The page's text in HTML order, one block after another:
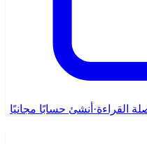
القراءة· أنشئ حسابًا مجانيًا